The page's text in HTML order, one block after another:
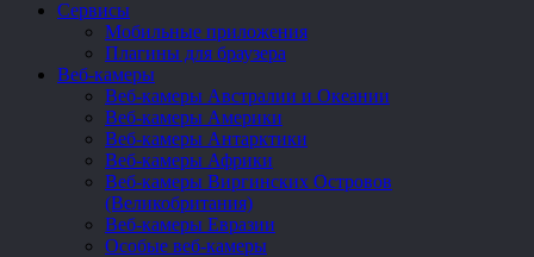
Сервисы
Мобильные приложения
Плагины для браузера
Веб-камеры
Веб-камеры Австралии и Океании
Веб-камеры Америки
Веб-камеры Антарктики
Веб-камеры Африки
Веб-камеры Виргинских Островов
(Великобритания)
Веб-камеры Евразии
Особые веб-камеры